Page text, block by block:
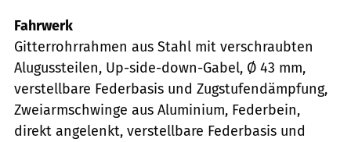
Fahrwerk
Gitterrohrrahmen aus Stahl mit verschraubten
Alugussteilen, Up-side-down-Gabel, Ø 43 mm,
verstellbare Federbasis und Zugstufendämpfung,
Zweiarmschwinge aus Aluminium, Federbein,
direkt angelenkt, verstellbare Federbasis und